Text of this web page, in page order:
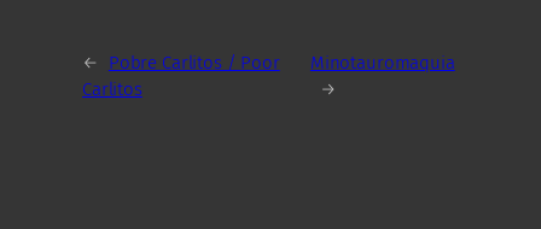
←
Pobre Carlitos / Poor
Carlitos
Minotauromaquia
→